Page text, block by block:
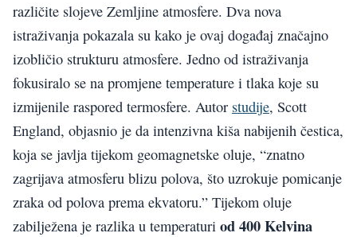
različite slojeve Zemljine atmosfere. Dva nova
istraživanja pokazala su kako je ovaj događaj značajno
izobličio strukturu atmosfere. Jedno od istraživanja
fokusiralo se na promjene temperature i tlaka koje su
izmijenile raspored termosfere. Autor studije, Scott
England, objasnio je da intenzivna kiša nabijenih čestica,
koja se javlja tijekom geomagnetske oluje, “znatno
zagrijava atmosferu blizu polova, što uzrokuje pomicanje
zraka od polova prema ekvatoru.” Tijekom oluje
zabilježena je razlika u temperaturi od 400 Kelvina